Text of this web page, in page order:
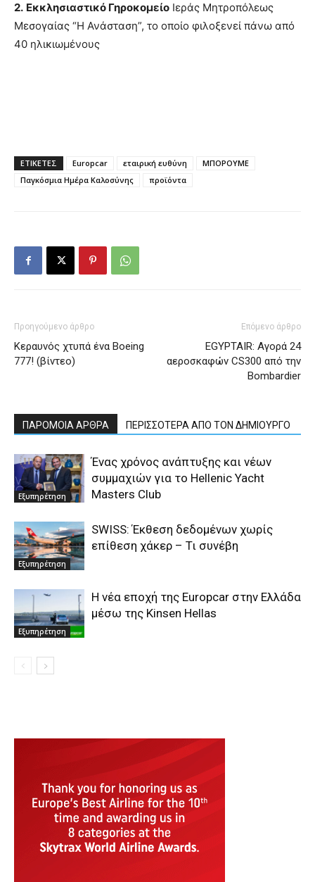
2. Εκκλησιαστικό Γηροκομείο Ιεράς Μητροπόλεως
Μεσογαίας “Η Ανάσταση”, το οποίο φιλοξενεί πάνω από
40 ηλικιωμένους
ΕΤΙΚΕΤΕΣ Europcar εταιρική ευθύνη
ΜΠΟΡΟΥΜΕ
Παγκόσμια Ημέρα Καλοσύνης
προϊόντα
Προηγούμενο άρθρο
Κεραυνός χτυπά ένα Boeing
777! (βίντεο)
Επόμενο άρθρο
EGYPTAIR: Αγορά 24
αεροσκαφών CS300 από την
Bombardier
ΠΑΡΟΜΟΙΑ ΑΡΘΡΑ ΠΕΡΙΣΣΟΤΕΡΑ ΑΠΟ ΤΟΝ ΔΗΜΙΟΥΡΓΟ
Εξυπηρέτηση
Ένας χρόνος ανάπτυξης και νέων
συμμαχιών για το Hellenic Yacht
Masters Club
Εξυπηρέτηση
SWISS: Έκθεση δεδομένων χωρίς
επίθεση χάκερ – Τι συνέβη
Εξυπηρέτηση
Η νέα εποχή της Europcar στην Ελλάδα
μέσω της Kinsen Hellas